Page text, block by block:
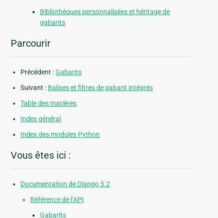
Bibliothèques personnalisées et héritage de
gabarits
Parcourir
Précédent :Gabarits
Suivant : Balises et filtres de gabarit intégrés
Table des matières
Index général
Index des modules Python
Vous êtes ici :
Documentation de Django 5.2
Référence de l’API
Gabarits